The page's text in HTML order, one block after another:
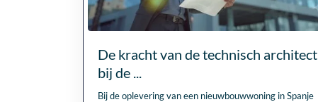
De kracht van de technisch architect
bij de ...
Bij de oplevering van een nieuwbouwwoning in Spanje